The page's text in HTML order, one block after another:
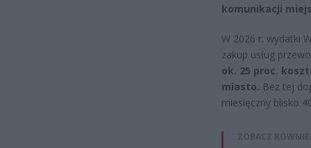
komunikacji
W 2026 r. wydatki
zakup usług
ok. 25 proc.
miasto. Bez tej
miesięczny blisko
ZOBACZ